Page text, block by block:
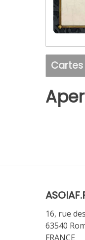
Cartes
16, rue
63540
FRANCE